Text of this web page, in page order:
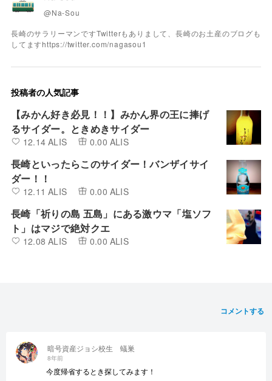
@Na-Sou
長崎のサラリーマンですTwitterもありまして、長崎のお土産のブログも
してますhttps://twitter.com/nagasou1
投稿者の人気記事
【みかん好き必見！！】みかん界の王に捧げ
るサイダー。ときめきサイダー
12.14 ALIS 0.00 ALIS
長崎といったらこのサイダー！バンザイサイ
ダー！！
12.11 ALIS 0.00 ALIS
長崎「祈りの島 五島」にある激ウマ「塩ソフ
ト」はマジで絶対クエ
12.08 ALIS 0.00 ALIS
コメントする
暗号資産ジョシ校生 蟻巣
8年前
今度帰省するとき探してみます！